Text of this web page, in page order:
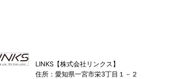
LINKS【株式会社リンクス】
住所：愛知県一宮市栄3丁目１－２